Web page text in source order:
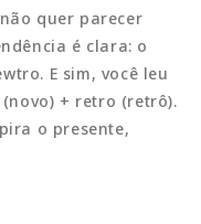
quer parecer
é clara: o
E sim, você leu
+ retro (retrô).
o presente,